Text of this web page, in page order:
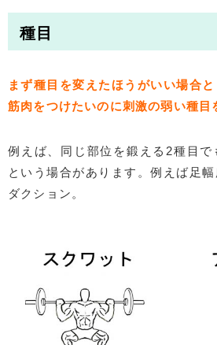
種目
まず種目を変えたほうがいい場合と
筋肉をつけたいのに刺激の弱い種目
例えば、同じ部位を鍛える2種目で
という場合があります。例えば足
ダクション。